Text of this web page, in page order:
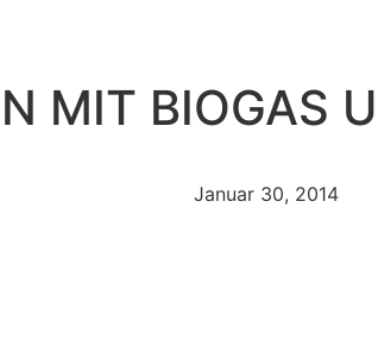
MIT BIOGAS
Januar 30, 2014